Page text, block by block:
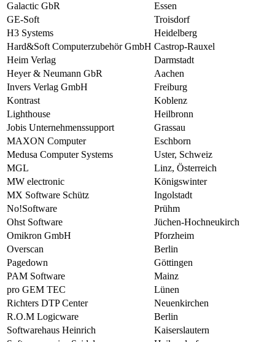
Galactic GbR
Essen
GE-Soft
Troisdorf
H3 Systems
Heidelberg
Hard&Soft Computerzubehör GmbH Castrop-Rauxel
Heim Verlag
Darmstadt
Heyer & Neumann GbR
Aachen
Invers Verlag GmbH
Freiburg
Kontrast
Koblenz
Lighthouse
Heilbronn
Jobis Unternehmenssupport
Grassau
MAXON Computer
Eschborn
Medusa Computer Systems
Uster, Schweiz
MGL
Linz, Österreich
MW electronic
Königswinter
MX Software Schütz
Ingolstadt
No!Software
Prühm
Ohst Software
Jüchen-Hochneukirch
Omikron GmbH
Pforzheim
Overscan
Berlin
Pagedown
Göttingen
PAM Software
Mainz
pro GEM TEC
Lünen
Richters DTP Center
Neuenkirchen
R.O.M Logicware
Berlin
Softwarehaus Heinrich
Kaiserslautern